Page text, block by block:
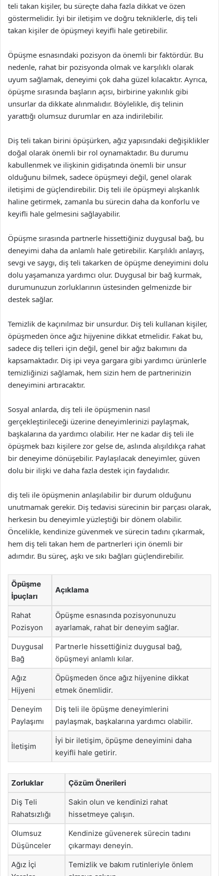
teli takan kişiler, bu süreçte daha fazla dikkat ve özen
göstermelidir. İyi bir iletişim ve doğru tekniklerle, diş teli
takan kişiler de öpüşmeyi keyifli hale getirebilir.
Öpüşme esnasındaki pozisyon da önemli bir faktördür. Bu
nedenle, rahat bir pozisyonda olmak ve karşılıklı olarak
uyum sağlamak, deneyimi çok daha güzel kılacaktır. Ayrıca,
öpüşme sırasında başların açısı, birbirine yakınlık gibi
unsurlar da dikkate alınmalıdır. Böylelikle, diş telinin
yarattığı olumsuz durumlar en aza indirilebilir.
Diş teli takan birini öpüşürken, ağız yapısındaki değişiklikler
doğal olarak önemli bir rol oynamaktadır. Bu durumu
kabullenmek ve ilişkinin gidişatında önemli bir unsur
olduğunu bilmek, sadece öpüşmeyi değil, genel olarak
iletişimi de güçlendirebilir. Diş teli ile öpüşmeyi alışkanlık
haline getirmek, zamanla bu sürecin daha da konforlu ve
keyifli hale gelmesini sağlayabilir.
Öpüşme sırasında partnerle hissettiğiniz duygusal bağ, bu
deneyimi daha da anlamlı hale getirebilir. Karşılıklı anlayış,
sevgi ve saygı, diş teli takarken de öpüşme deneyimini dolu
dolu yaşamanıza yardımcı olur. Duygusal bir bağ kurmak,
durumunuzun zorluklarının üstesinden gelmenizde bir
destek sağlar.
Temizlik de kaçınılmaz bir unsurdur. Diş teli kullanan kişiler,
öpüşmeden önce ağız hijyenine dikkat etmelidir. Fakat bu,
sadece diş telleri için değil, genel bir ağız bakımını da
kapsamaktadır. Diş ipi veya gargara gibi yardımcı ürünlerle
temizliğinizi sağlamak, hem sizin hem de partnerinizin
deneyimini artıracaktır.
Sosyal anlarda, diş teli ile öpüşmenin nasıl
gerçekleştirileceği üzerine deneyimlerinizi paylaşmak,
başkalarına da yardımcı olabilir. Her ne kadar diş teli ile
öpüşmek bazı kişilere zor gelse de, aslında alışıldıkça rahat
bir deneyime dönüşebilir. Paylaşılacak deneyimler, güven
dolu bir ilişki ve daha fazla destek için faydalıdır.
diş teli ile öpüşmenin anlaşılabilir bir durum olduğunu
unutmamak gerekir. Diş tedavisi sürecinin bir parçası olarak,
herkesin bu deneyimle yüzleştiği bir dönem olabilir.
Öncelikle, kendinize güvenmek ve sürecin tadını çıkarmak,
hem diş teli takan hem de partnerleri için önemli bir
adımdır. Bu süreç, aşkı ve sıkı bağları güçlendirebilir.
Öpüşme
İpuçları
Açıklama
Rahat
Pozisyon
Öpüşme esnasında pozisyonunuzu
ayarlamak, rahat bir deneyim sağlar.
Duygusal
Bağ
Partnerle hissettiğiniz duygusal bağ,
öpüşmeyi anlamlı kılar.
Ağız
Hijyeni
Öpüşmeden önce ağız hijyenine dikkat
etmek önemlidir.
Deneyim
Paylaşımı
Diş teli ile öpüşme deneyimlerini
paylaşmak, başkalarına yardımcı olabilir.
İletişim
İyi bir iletişim, öpüşme deneyimini daha
keyifli hale getirir.
Zorluklar Çözüm Önerileri
Diş Teli
Rahatsızlığı
Sakin olun ve kendinizi rahat
hissetmeye çalışın.
Olumsuz
Düşünceler
Kendinize güvenerek sürecin tadını
çıkarmayı deneyin.
Ağız İçi
Temizlik ve bakım rutinleriyle önlem